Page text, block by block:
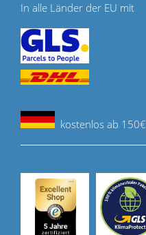
In alle Länder der EU mit
kostenlos ab 150€